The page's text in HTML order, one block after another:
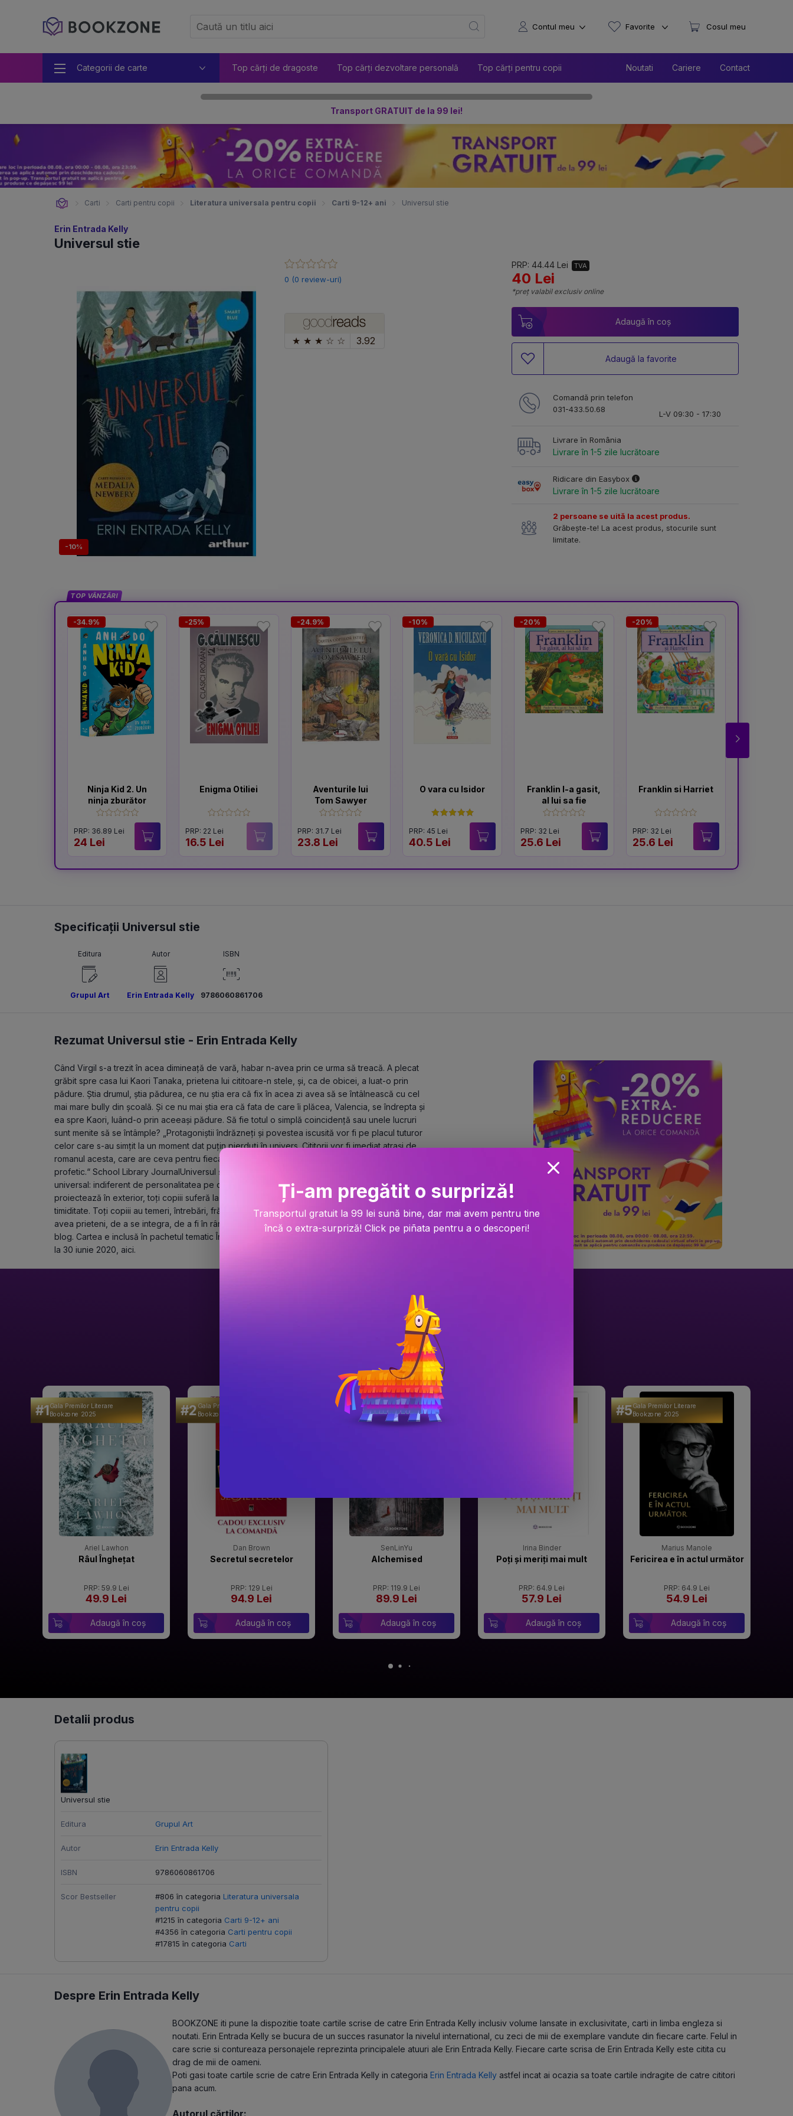
Categorii de carte Top cărți de dragoste Top cărți dezvoltare personală Top cărți pentru copii Noutati Cariere Contact
Contul meu Favorite Cosul meu
Transport GRATUIT de la 99 lei!
Carti Carti pentru copii Literatura universala pentru copii Carti 9-12+ ani Universul stie
Erin Entrada Kelly
Universul stie
-10%
0 (0 review-uri)
PRP: 44.44 Lei TVA
40 Lei
*preț valabil exclusiv online
★ ★ ★ ☆ ☆ 3.92
Adaugă în coș
Adaugă la favorite
Comandă prin telefon
031-433.50.68
L-V 09:30 - 17:30
Livrare în România
Livrare în 1-5 zile lucrătoare
Ridicare din Easybox
Livrare în 1-5 zile lucrătoare
2 persoane se uită la acest produs.
Grăbește-te! La acest produs, stocurile sunt
limitate.
TOP VÂNZĂRI
-34.9%
Ninja Kid 2. Un
ninja zburător
PRP: 36.89 Lei
24 Lei
-25%
Enigma Otiliei
PRP: 22 Lei
16.5 Lei
-24.9%
Aventurile lui
Tom Sawyer
PRP: 31.7 Lei
23.8 Lei
-10%
O vara cu Isidor
PRP: 45 Lei
40.5 Lei
-20%
Franklin l-a gasit,
al lui sa fie
PRP: 32 Lei
25.6 Lei
-20%
Franklin si Harriet
PRP: 32 Lei
25.6 Lei
Specificații Universul stie
Editura
Grupul Art
Autor
Erin Entrada Kelly
ISBN
9786060861706
Rezumat Universul stie - Erin Entrada Kelly
Când Virgil s-a trezit în acea dimineață de vară, habar n-avea prin ce urma să treacă. A plecat
grăbit spre casa lui Kaori Tanaka, prietena lui cititoare-n stele, și, ca de obicei, a luat-o prin
pădure. Știa drumul, știa pădurea, ce nu știa era că fix în acea zi avea să se întâlnească cu cel
mai mare bully din școală. Și ce nu mai știa era că fata de care îi plăcea, Valencia, se îndrepta și
ea spre Kaori, luând-o prin aceeași pădure. Să fie totul o simplă coincidență sau unele lucruri
sunt menite să se întâmple? „Protagoniștii îndrăzneți și povestea iscusită vor fi pe placul tuturor
celor care s-au simțit la un moment dat puțin pierduți în univers. Cititorii vor fi imediat atrași de
romanul acesta, care are ceva pentru fiecare: umor, acceptare de sine, familie și un sfârșit
profetic.“ School Library JournalUniversul știe este cartea perfectă pentru a ilustra un adevăr
universal: indiferent de personalitatea pe care o au și de imaginea de sine pe care o
proiectează în exterior, toți copiii suferă la un moment dat de un anumit grad de anxietate și
timiditate. Toți copiii au temeri, întrebări, frământări, căutări. Toți simt nevoia de a se adapta, de a
avea prieteni, de a se integra, de a fi în rândul lumii. (Laura Frunză). Citește recenzia pe
blog. Cartea e inclusă în pachetul tematic Întrebări și căutări #1, disponibil cu 35% reducere până
la 30 iunie 2020, aici.
#1Gala Premilor Literare
Bookzone 2025
Ariel Lawhon
Râul Înghețat
PRP: 59.9 Lei
49.9 Lei
Adaugă în coș
#2Gala Premilor Literare
Bookzone 2025
Dan Brown
Secretul secretelor
PRP: 129 Lei
94.9 Lei
Adaugă în coș
#3 Gala Premilor Literare
Bookzone 2025
SenLinYu
Alchemised
PRP: 119.9 Lei
89.9 Lei
Adaugă în coș
Irina Binder
Poți și meriți mai mult
PRP: 64.9 Lei
57.9 Lei
Adaugă în coș
#5Gala Premilor Literare
Bookzone 2025
Marius Manole
Fericirea e în actul următor
PRP: 64.9 Lei
54.9 Lei
Adaugă în coș
Detalii produs
Universul stie
Editura Grupul Art
Autor Erin Entrada Kelly
ISBN 9786060861706
Scor Bestseller #806 în categoria Literatura universala
pentru copii
#1215 în categoria Carti 9-12+ ani
#4356 în categoria Carti pentru copii
#17815 în categoria Carti
Despre Erin Entrada Kelly
BOOKZONE iti pune la dispozitie toate cartile scrise de catre Erin Entrada Kelly inclusiv volume lansate in exclusivitate, carti in limba engleza si
noutati. Erin Entrada Kelly se bucura de un succes rasunator la nivelul international, cu zeci de mii de exemplare vandute din fiecare carte. Felul in
care scrie si contureaza personajele reprezinta principalele atuuri ale Erin Entrada Kelly. Fiecare carte scrisa de Erin Entrada Kelly este citita cu
drag de mii de oameni.
Poti gasi toate cartile scrie de catre Erin Entrada Kelly in categoria Erin Entrada Kelly astfel incat ai ocazia sa toate cartile indragite de catre cititori
pana acum.
Ți-am pregătit o surpriză!
Transportul gratuit la 99 lei sună bine, dar mai avem pentru tine
încă o extra-surpriză! Click pe piñata pentru a o descoperi!